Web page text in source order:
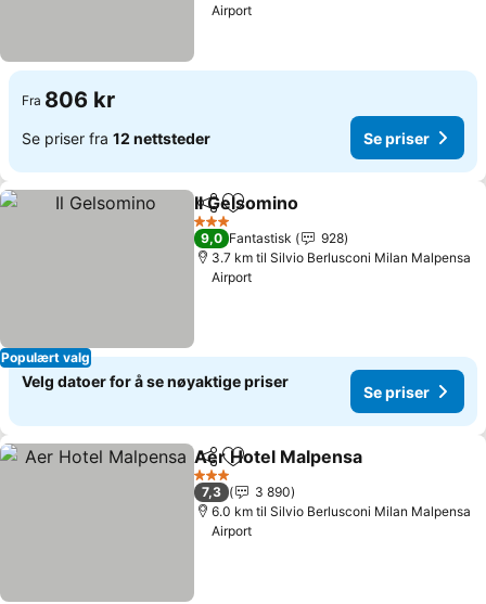
Airport
Fra 806 kr
Se priser fra 12 nettsteder Se priser
Populært valg
Del Legg til i favoritter
Il Gelsomino
3 Stjerner
9,0 Fantastisk
928
3.7 km til Silvio Berlusconi Milan Malpensa
Airport
Velg datoer for å se nøyaktige priser
Se priser
Del Legg til i favoritter
Aer Hotel Malpensa
3 Stjerner
7,3
3 890
6.0 km til Silvio Berlusconi Milan Malpensa
Airport